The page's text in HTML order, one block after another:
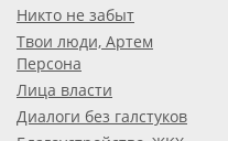
Никто не забыт
Твои люди, Артем
Персона
Лица власти
Диалоги без галстуков